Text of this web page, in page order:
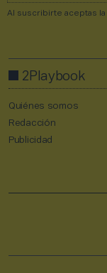
Al suscribirte aceptas la
2Playbook
Quiénes somos
Redacción
Publicidad